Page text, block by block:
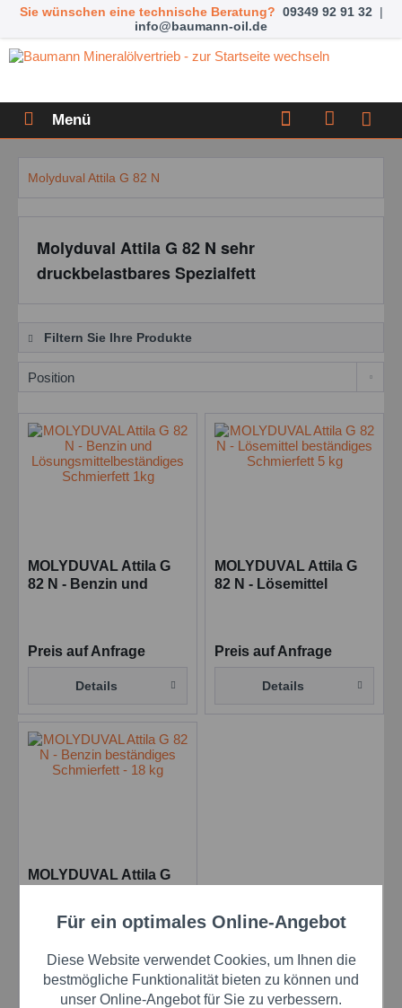
Sie wünschen eine technische Beratung? 09349 92 91 32 |
info@baumann-oil.de
Menü
Molyduval Attila G 82 N
Molyduval Attila G 82 N sehr
druckbelastbares Spezialfett
Filtern Sie Ihre Produkte
MOLYDUVAL Attila G
82 N - Benzin und
Preis auf Anfrage
Details
MOLYDUVAL Attila G
82 N - Lösemittel
Preis auf Anfrage
Details
MOLYDUVAL Attila G
beständiges
Schmierfett - 18 kg
Preis auf Anfrage
Details
Funktionale Aktiv
Marketing Aktiv
Für ein optimales Online-Angebot
Diese Website verwendet Cookies, um Ihnen die
bestmögliche Funktionalität bieten zu können und
unser Online-Angebot für Sie zu verbessern.